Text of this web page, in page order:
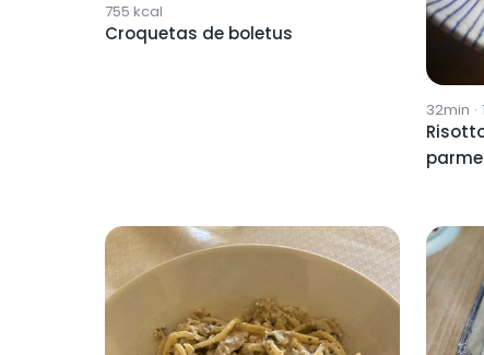
755 kcal
Croquetas de boletus
32min ·